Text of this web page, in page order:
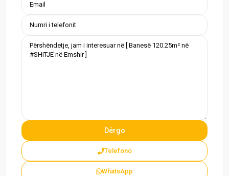
Telefono
WhatsApp